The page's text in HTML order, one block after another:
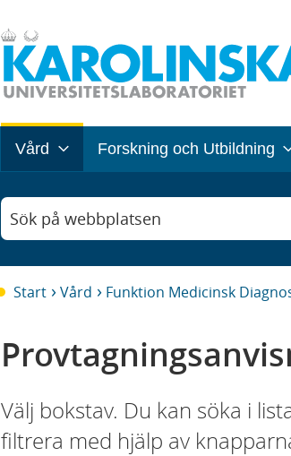
Vård Forskning och Utbildning
Sök på webbplatsen
Start Vård Funktion Medicinsk
Välj bokstav. Du kan söka i
filtrera med hjälp av